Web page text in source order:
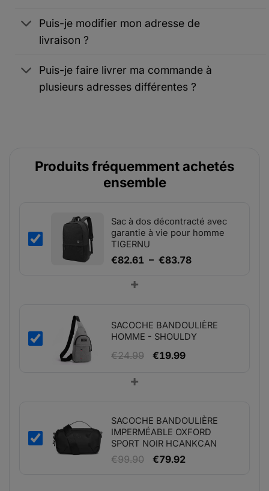
Puis-je modifier mon adresse de
livraison ?
Puis-je faire livrer ma commande à
plusieurs adresses différentes ?
Produits fréquemment achetés
ensemble
Sac à dos décontracté avec
garantie à vie pour homme
TIGERNU
€82.61 – €83.78Plage
à
€83.78
+
SACOCHE BANDOULIÈRE
HOMME - SHOULDY
€24.99
Le
€24.99.
€19.99Le
€19.99.
+
SACOCHE BANDOULIÈRE
IMPERMÉABLE OXFORD
SPORT NOIR HCANKCAN
€99.90
Le
€79.92Le